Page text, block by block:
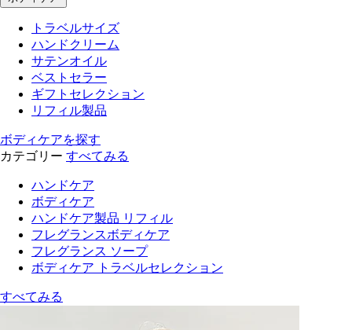
トラベルサイズ
ハンドクリーム
サテンオイル
ベストセラー
ギフトセレクション
リフィル製品
ボディケアを探す
カテゴリー すべてみる
ハンドケア
ボディケア
ハンドケア製品 リフィル
フレグランスボディケア
フレグランス ソープ
ボディケア トラベルセレクション
すべてみる